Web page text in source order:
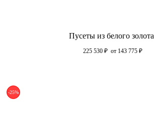
Пусеты из белого золота
225 530 ₽ от 143 775 ₽
-25%